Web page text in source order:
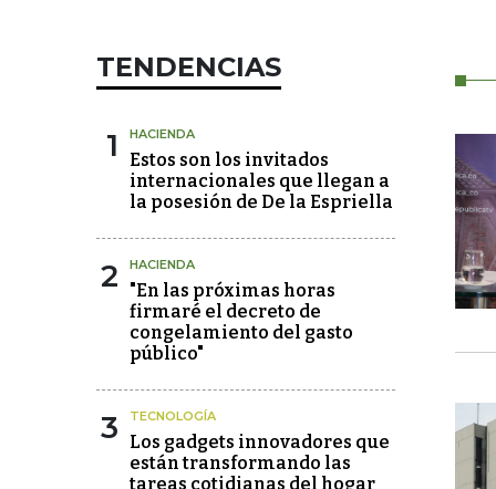
TENDENCIAS
1 HACIENDA
Estos son los invitados
internacionales que llegan a
la posesión de De la Espriella
2 HACIENDA
"En las próximas horas
firmaré el decreto de
congelamiento del gasto
público"
3 TECNOLOGÍA
Los gadgets innovadores que
están transformando las
tareas cotidianas del hogar